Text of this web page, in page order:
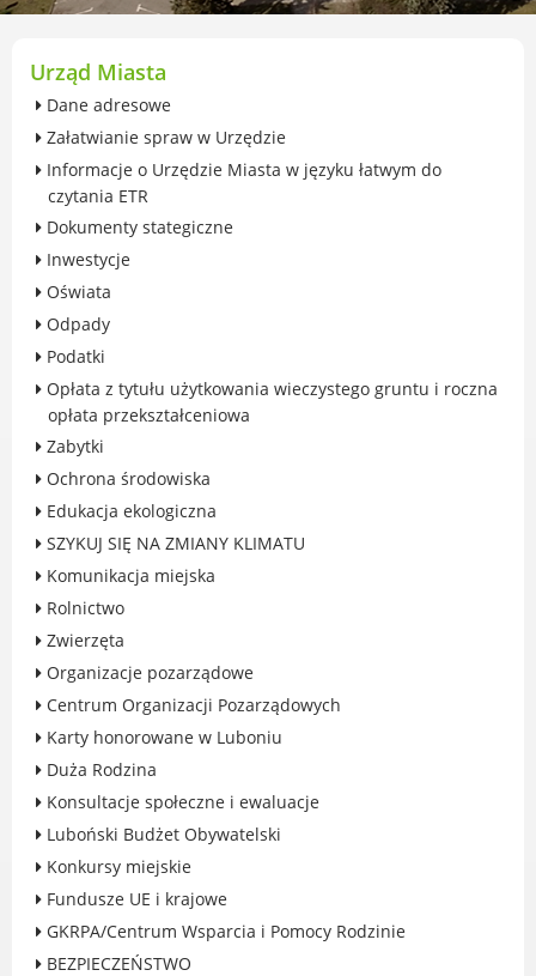
przekształceniowa
Ochrona środowiska
Edukacja ekologiczna
SZYKUJ SIĘ NA ZMIANY KLIMATU
Komunikacja miejska
Rolnictwo
Zwierzęta
Organizacje pozarządowe
Konsultacje społeczne i ewaluacje
Luboński Budżet Obywatelski
GKRPA/Centrum Wsparcia i Pomocy
Rodzinie
BEZPIECZEŃSTWO
Zdrowie
Porady prawne
Wydarzenia
WYBORY
Likwidacja barier - seniorzy i osoby z
niepełnosprawnościami
MIASTO LUBOŃ
Władze Miasta
Urząd Miasta
Dane adresowe
Załatwianie spraw w Urzędzie
Informacje o Urzędzie Miasta w języku łatwym do
czytania ETR
Dokumenty stategiczne
Inwestycje
Oświata
Odpady
Podatki
Opłata z tytułu użytkowania wieczystego gruntu i roczna
opłata przekształceniowa
Zabytki
Ochrona środowiska
Edukacja ekologiczna
SZYKUJ SIĘ NA ZMIANY KLIMATU
Komunikacja miejska
Rolnictwo
Zwierzęta
Organizacje pozarządowe
Centrum Organizacji Pozarządowych
Karty honorowane w Luboniu
Duża Rodzina
Konsultacje społeczne i ewaluacje
Luboński Budżet Obywatelski
Konkursy miejskie
Fundusze UE i krajowe
GKRPA/Centrum Wsparcia i Pomocy Rodzinie
BEZPIECZEŃSTWO